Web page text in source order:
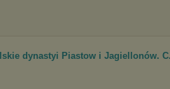
dynastyi Piastow i Jagiellonów.